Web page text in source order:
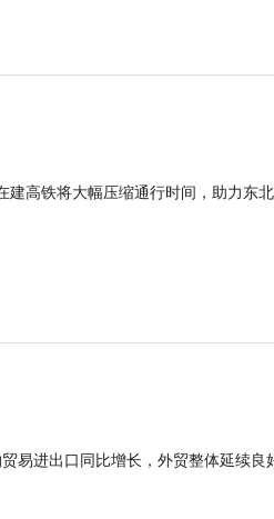
建高铁将大幅压缩通行时间，助力东
易进出口同比增长，外贸整体延续良